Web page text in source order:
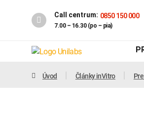
Call centrum: 0850 150 000
7.00 – 16.30 (po – pia)
Úvod Články inVitro